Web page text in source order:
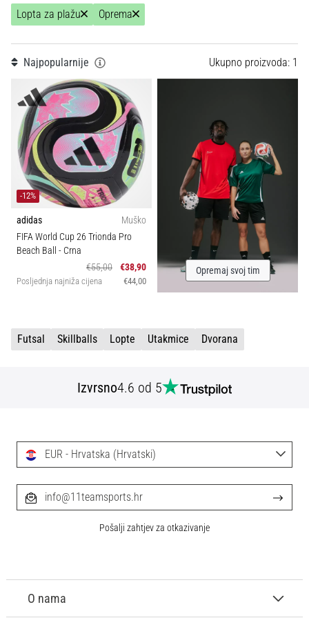
tisak
opreme
1. 7. 2025
1 min. čitanja
Play
for
More
Victories
Pripremi
se
za
EURO
službenim
dresovima
PUMA.
Budi
dio
svake
utakmice,
sve
članke
Tip lopte 1
Kolekcija
Lopta za plažu Oprema
Najpopularnije Ukupno proizvoda: 1
-12%
adidas
Muško
FIFA World Cup 26 Trionda Pro
Beach Ball - Crna
€55,00
€38,90
Posljednja najniža cijena €44,00
Opremaj svoj tim
Futsal Skillballs Lopte Utakmice Dvorana
Izvrsno4.6 od 5
O nama
EUR - Hrvatska (Hrvatski)
info@11teamsports.hr
Pošalji zahtjev za otkazivanje